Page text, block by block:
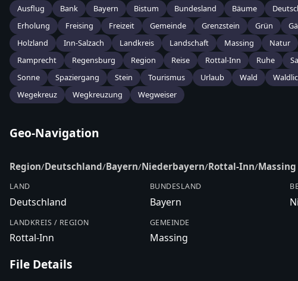
Ausflug Bank Bayern Bistum Bundesland Bäume
Erholung
Freising Freizeit Gemeinde Grenzstein Grün
Holzland
Inn-Salzach Landkreis Landschaft Massing Natur
Ramprecht
Regensburg Region Reise Rottal-Inn Ruhe
Sonne
Spaziergang Stein Tourismus Urlaub Wald
Wegekreuz
Wegkreuzung Wegweiser
Geo-Navigation
Region/Deutschland/Bayern/Niederbayern/Rottal-Inn/Massing
LAND
Deutschland
BUNDESLAND
Bayern
LANDKREIS / REGION
Rottal-Inn
GEMEINDE
Massing
File Details